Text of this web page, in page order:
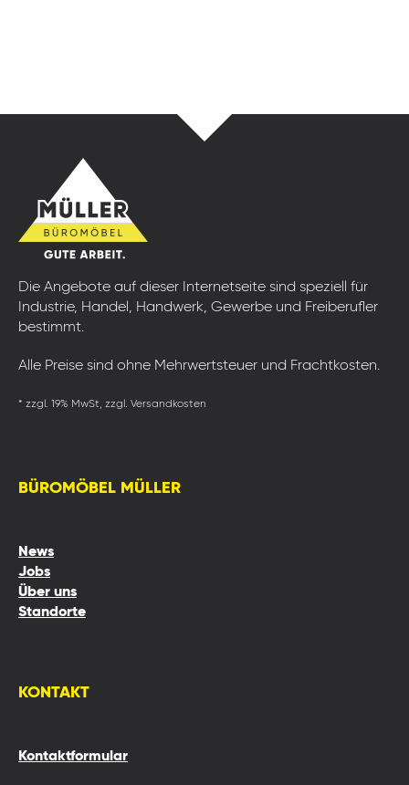
Die Angebote auf dieser Internetseite sind speziell für
Industrie, Handel, Handwerk, Gewerbe und Freiberufler
bestimmt.
Alle Preise sind ohne Mehrwertsteuer und Frachtkosten.
* zzgl. 19% MwSt, zzgl. Versandkosten
BÜROMÖBEL MÜLLER
News
Jobs
Über uns
Standorte
KONTAKT
Kontaktformular